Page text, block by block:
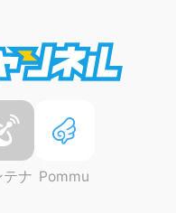
テナ Pommu